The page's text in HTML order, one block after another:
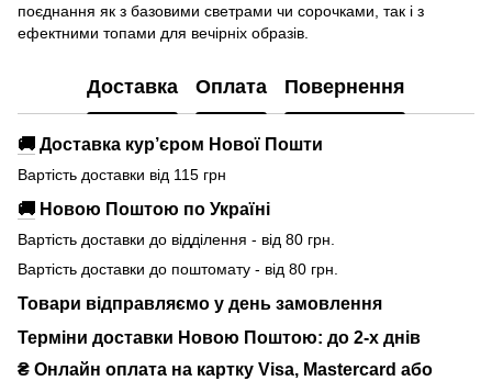
поєднання як з базовими светрами чи сорочками, так і з
ефектними топами для вечірніх образів.
Доставка Оплата Повернення
🚚 Доставка кур’єром Нової Пошти
Вартість доставки від 115 грн
🚚 Новою Поштою по Україні
Вартість доставки до відділення - від 80 грн.
Вартість доставки до поштомату - від 80 грн.
Товари відправляємо у день замовлення
Терміни доставки Новою Поштою: до 2-х днів
₴ Онлайн оплата на картку Visa, Mastercard або